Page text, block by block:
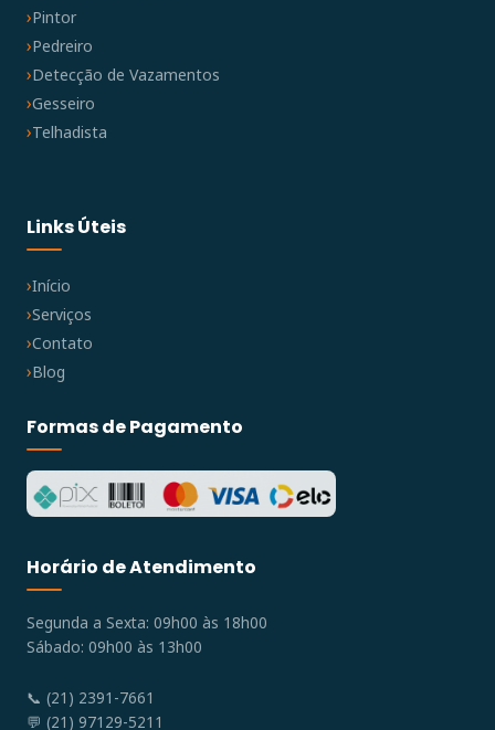
Pintor
Pedreiro
Detecção de Vazamentos
Gesseiro
Telhadista
Links Úteis
Início
Serviços
Contato
Blog
Formas de Pagamento
Horário de Atendimento
Segunda a Sexta: 09h00 às 18h00
Sábado: 09h00 às 13h00
📞 (21) 2391-7661
💬 (21) 97129-5211